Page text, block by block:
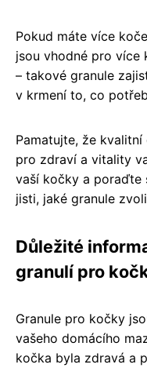
Pokud máte více
jsou vhodné pro více
– takové granule
v krmení to, co
Pamatujte, že
pro zdraví a vitality
vaší kočky a poraďte
jisti, jaké granule
Důležité
granulí pro
Granule pro kočky
vašeho domácího
kočka byla zdravá a